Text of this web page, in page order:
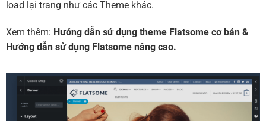
load lại trang như các Theme khác.
Xem thêm: Hướng dẫn sử dụng theme Flatsome cơ bản &
Hướng dẫn sử dụng Flatsome nâng cao.